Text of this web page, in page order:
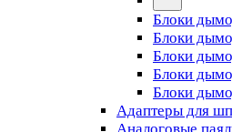
Блоки
Блоки
Блоки
Блоки
Блоки
Адаптеры для
Аналоговые